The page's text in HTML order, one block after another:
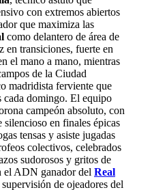
con extremos abiertos
que maximiza las
como delantero de área de
en transiciones, fuerte en
el mano a mano, mientras
de la Ciudad
madridista ferviente que
cada domingo. El equipo
campeón absoluto, con
silencioso en finales épicas
tensas y asiste jugadas
colectivos, celebrados
sudorosos y gritos de
el ADN ganador del Real
de ojeadores del